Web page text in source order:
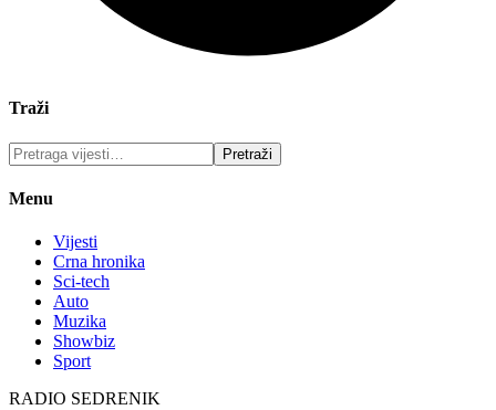
Traži
Menu
Vijesti
Crna hronika
Sci-tech
Auto
Muzika
Showbiz
Sport
RADIO SEDRENIK